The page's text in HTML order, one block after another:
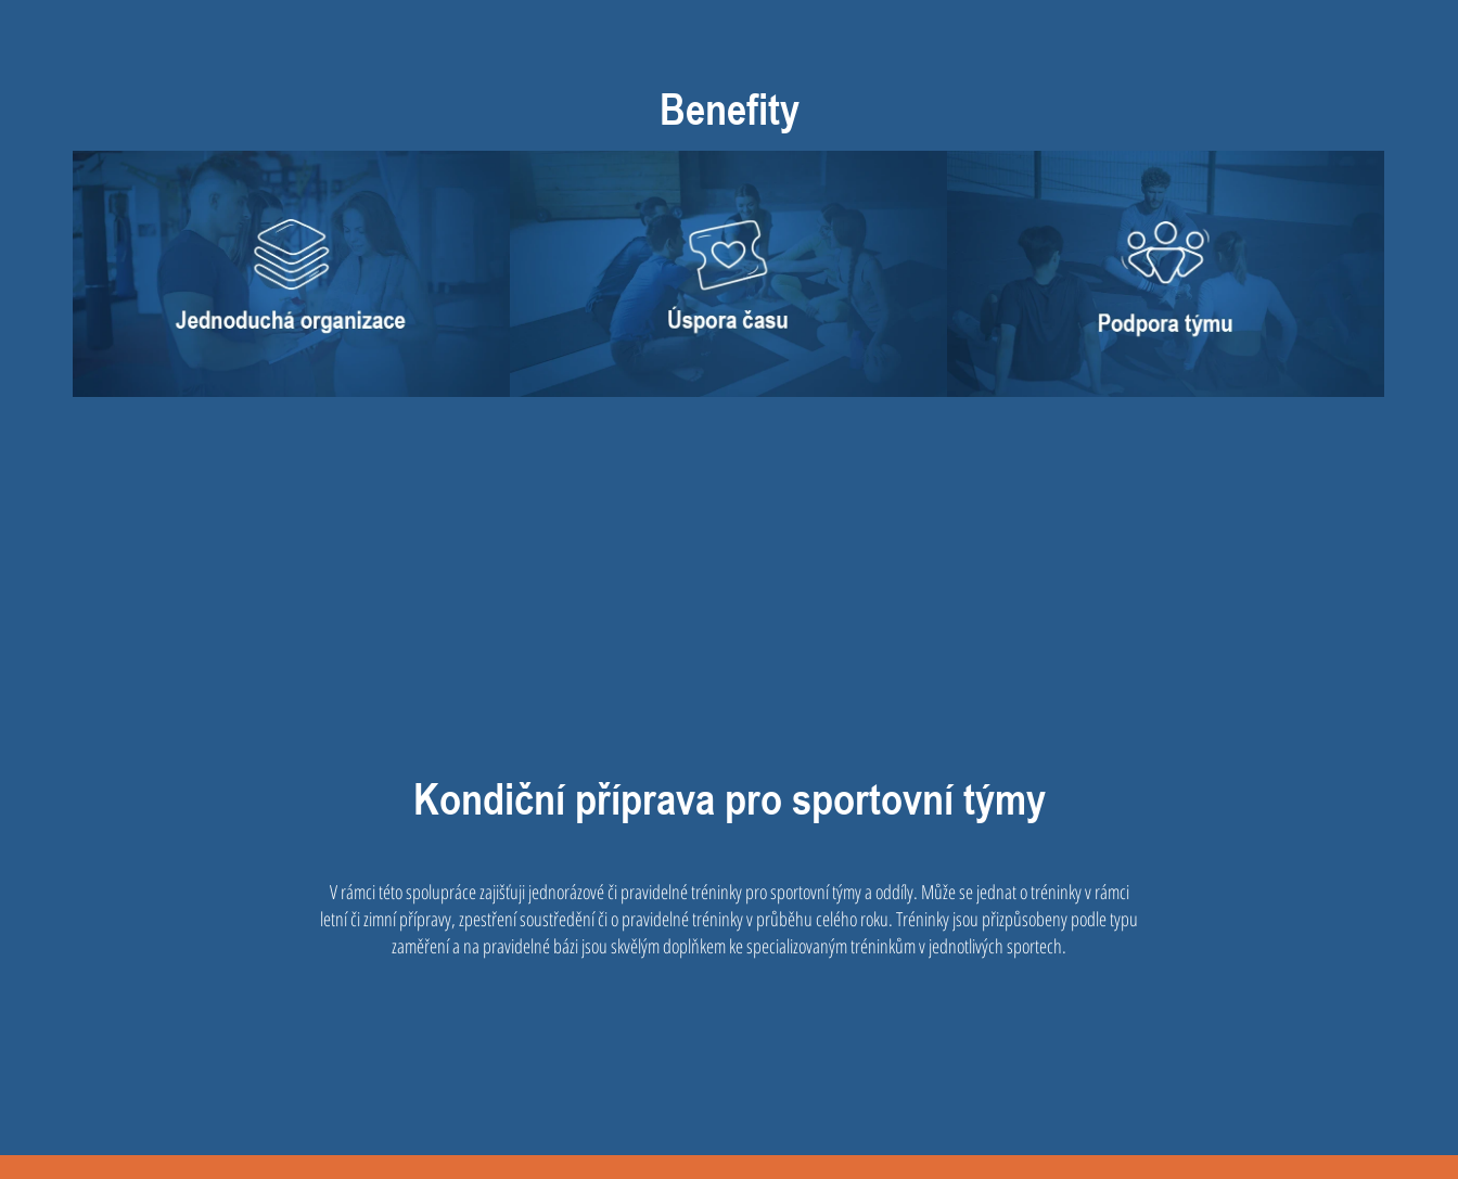
Benefity
Kondiční příprava pro sportovní týmy
V rámci této spolupráce zajišťuji jednorázové či pravidelné tréninky pro sportovní týmy a oddíly. Může se jednat o tréninky v rámci
letní či zimní přípravy, zpestření soustředění či o pravidelné tréninky v průběhu celého roku. Tréninky jsou přizpůsobeny podle typu
zaměření a na pravidelné bázi jsou skvělým doplňkem ke specializovaným tréninkům v jednotlivých sportech.